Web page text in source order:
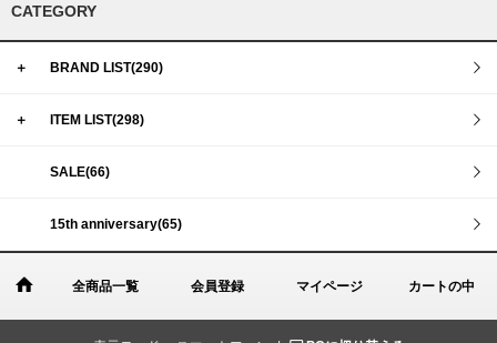
CATEGORY
＋ BRAND LIST(290)
＋ ITEM LIST(298)
SALE(66)
15th anniversary(65)
全商品一覧 会員登録 マイページ カートの中